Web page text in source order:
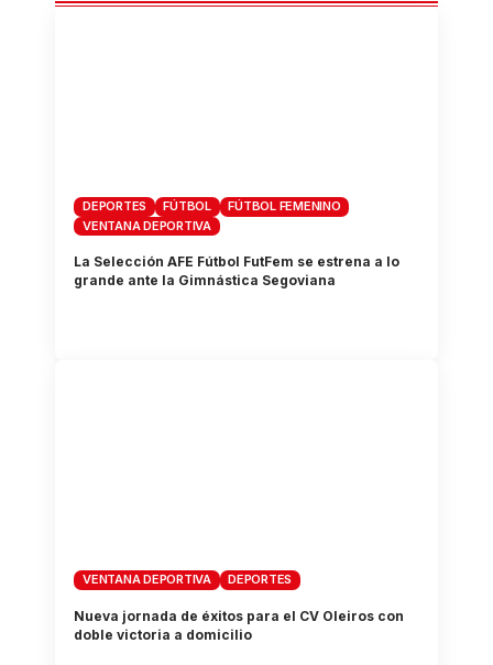
DEPORTES FÚTBOL
FÚTBOL FEMENINO
VENTANA DEPORTIVA
La Selección AFE Fútbol FutFem se estrena a lo
grande ante la Gimnástica Segoviana
VENTANA DEPORTIVA DEPORTES
Nueva jornada de éxitos para el CV Oleiros con
doble victoria a domicilio